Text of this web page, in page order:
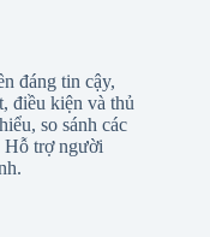
đáng tin cậy,
điều kiện và thủ
so sánh các
Hỗ trợ người